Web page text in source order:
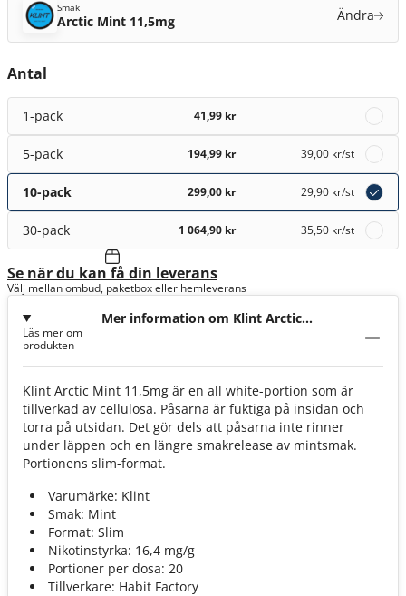
Smak
Arctic Mint 11,5mg Ändra
Antal
1-pack 41,99 kr
5-pack 194,99 kr 39,00 kr/st
10-pack 299,00 kr 29,90 kr/st
30-pack 1 064,90 kr 35,50 kr/st
Se när du kan få din leverans
Välj mellan ombud, paketbox eller hemleverans
Mer information om Klint Arctic
Läs mer om
produkten
Klint Arctic Mint 11,5mg är en all white-portion som är
tillverkad av cellulosa. Påsarna är fuktiga på insidan och
torra på utsidan. Det gör dels att påsarna inte rinner
under läppen och en längre smakrelease av mintsmak.
Portionens slim-format.
Varumärke: Klint
Smak: Mint
Format: Slim
Nikotinstyrka: 16,4 mg/g
Portioner per dosa: 20
Tillverkare: Habit Factory